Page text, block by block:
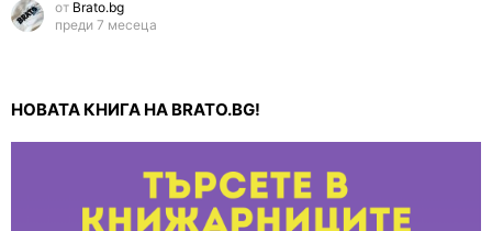
от Brato.bg
преди 7 месеца
НОВАТА КНИГА НА BRATO.BG!